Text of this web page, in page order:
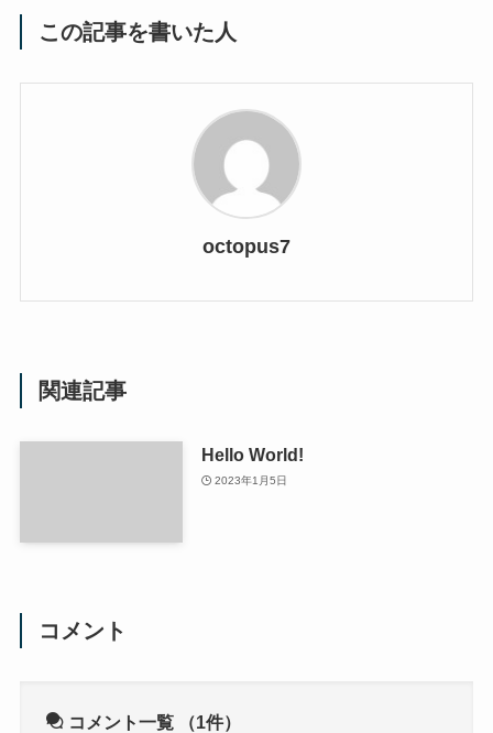
この記事を書いた人
octopus7
関連記事
Hello World!
2023年1月5日
コメント
コメント一覧 （1件）